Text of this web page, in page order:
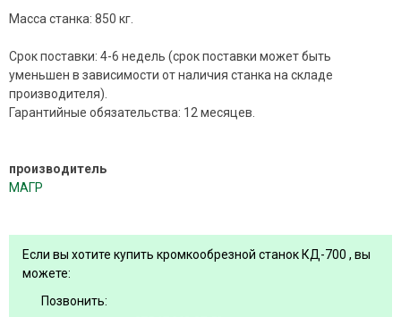
Масса станка: 850 кг.
Срок поставки: 4-6 недель (срок поставки может быть
уменьшен в зависимости от наличия станка на складе
производителя).
Гарантийные обязательства: 12 месяцев.
производитель
МАГР
Если вы хотите купить кромкообрезной станок КД-700 , вы
можете:
Позвонить: